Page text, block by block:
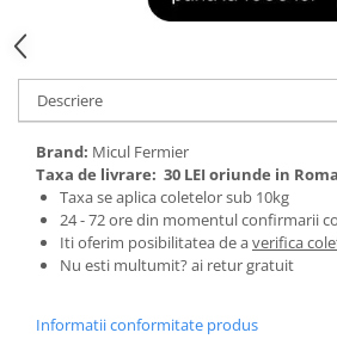
Tractoraș de tuns gazonul
Zootehnie
Incubatoare, oparitoare si
deplumatoare
Echipamente pentru animale
Aparate de tuns animale
Piese si accesorii aparate de tuns
animale
Tarcuri animale
Semanatori
Masini batut stalpi si accesorii
Descriere
Brand: Micul Fermier
Taxa de livrare: 30 LEI oriunde in
Taxa se aplica coletelor sub 10kg
24 - 72 ore din momentul confirmarii
Iti oferim posibilitatea de averifica
Nu esti multumit? ai retur gratuit
Informatii conformitate produs